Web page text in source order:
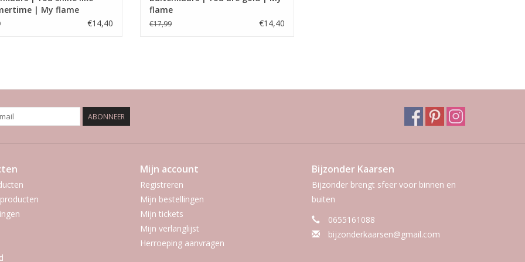
| My flame
€14,40
flame
€17,99 €14,40
ABONNEER
Mijn account
Registreren
Mijn bestellingen
Mijn tickets
Mijn verlanglijst
Herroeping aanvragen
Bijzonder Kaarsen
Bijzonder brengt sfeer voor binnen en
buiten
0655161088
bijzonderkaarsen@gmail.com